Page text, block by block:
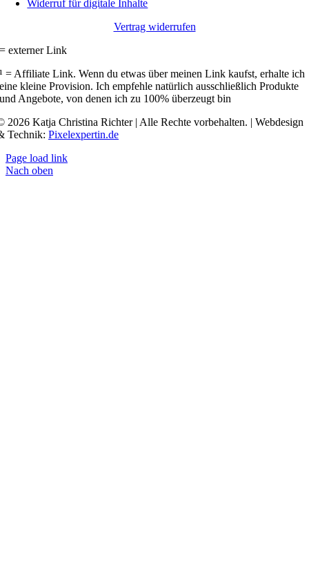
Widerruf für digitale Inhalte
Vertrag widerrufen
= externer Link
¹ = Affiliate Link. Wenn du etwas über meinen Link kaufst, erhalte ich
eine kleine Provision. Ich empfehle natürlich ausschließlich Produkte
und Angebote, von denen ich zu 100% überzeugt bin
2026 Katja Christina Richter | Alle Rechte vorbehalten. | Webdesign
Technik:Pixelexpertin.de
Page load link
Nach oben